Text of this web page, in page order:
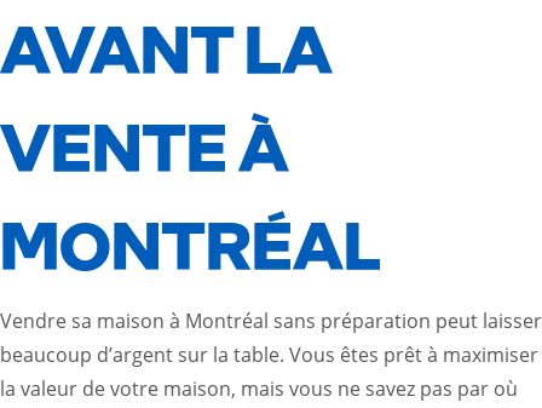
AVANT LA
VENTE À
MONTRÉAL
Vendre sa maison à Montréal sans préparation peut laisser
beaucoup d’argent sur la table. Vous êtes prêt à maximiser
la valeur de votre maison, mais vous ne savez pas par où